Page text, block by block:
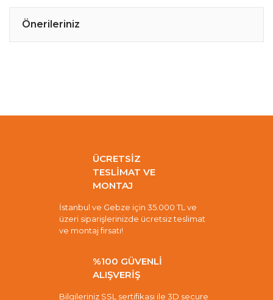
Önerileriniz
ÜCRETSİZ
TESLİMAT VE
MONTAJ
İstanbul ve Gebze için 35.000 TL ve
üzeri siparişlerinizde ücretsiz teslimat
ve montaj fırsatı!
%100 GÜVENLİ
ALIŞVERİŞ
Bilgileriniz SSL sertifikası ile 3D secure